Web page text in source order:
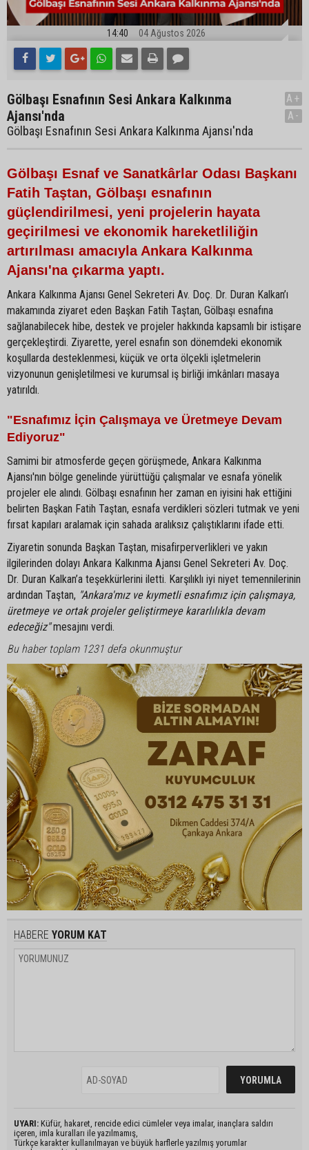
14:40 04 Ağustos 2026
Gölbaşı Esnafının Sesi Ankara Kalkınma
Ajansı'nda
Gölbaşı Esnafının Sesi Ankara Kalkınma Ajansı'nda
A+
A-
Gölbaşı Esnaf ve Sanatkârlar Odası Başkanı
Fatih Taştan, Gölbaşı esnafının
güçlendirilmesi, yeni projelerin hayata
geçirilmesi ve ekonomik hareketliliğin
artırılması amacıyla Ankara Kalkınma
Ajansı'na çıkarma yaptı.
Ankara Kalkınma Ajansı Genel Sekreteri Av. Doç. Dr. Duran Kalkan’ı
makamında ziyaret eden Başkan Fatih Taştan, Gölbaşı esnafına
sağlanabilecek hibe, destek ve projeler hakkında kapsamlı bir istişare
gerçekleştirdi. Ziyarette, yerel esnafın son dönemdeki ekonomik
koşullarda desteklenmesi, küçük ve orta ölçekli işletmelerin
vizyonunun genişletilmesi ve kurumsal iş birliği imkânları masaya
yatırıldı.
"Esnafımız İçin Çalışmaya ve Üretmeye Devam
Ediyoruz"
Samimi bir atmosferde geçen görüşmede, Ankara Kalkınma
Ajansı'nın bölge genelinde yürüttüğü çalışmalar ve esnafa yönelik
projeler ele alındı. Gölbaşı esnafının her zaman en iyisini hak ettiğini
belirten Başkan Fatih Taştan, esnafa verdikleri sözleri tutmak ve yeni
fırsat kapıları aralamak için sahada aralıksız çalıştıklarını ifade etti.
Ziyaretin sonunda Başkan Taştan, misafirperverlikleri ve yakın
ilgilerinden dolayı Ankara Kalkınma Ajansı Genel Sekreteri Av. Doç.
Dr. Duran Kalkan’a teşekkürlerini iletti. Karşılıklı iyi niyet temennilerinin
ardından Taştan, "Ankara'mız ve kıymetli esnafımız için çalışmaya,
üretmeye ve ortak projeler geliştirmeye kararlılıkla devam
edeceğiz"mesajını verdi.
Bu haber toplam 1231 defa okunmuştur
HABERE YORUM KAT
UYARI: Küfür, hakaret, rencide edici cümleler veya imalar, inançlara saldırı
içeren, imla kuralları ile yazılmamış,
Türkçe karakter kullanılmayan ve büyük harflerle yazılmış yorumlar